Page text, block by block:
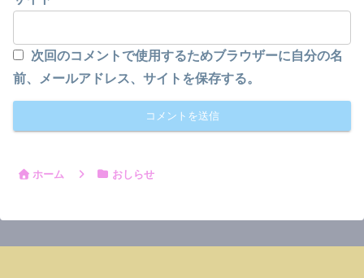
次回のコメントで使用するためブラウザーに自分の名
前、メールアドレス、サイトを保存する。
ホーム おしらせ